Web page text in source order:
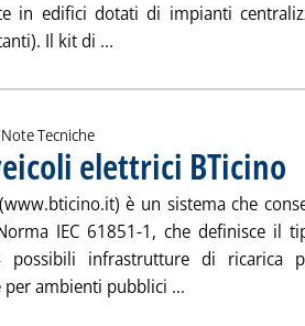
in edifici dotati di impianti
Il kit di ...
Tecniche
elettrici BTicino
è un sistema che
IEC 61851-1, che definisce il
possibili infrastrutture di ricarica
ambienti pubblici ...